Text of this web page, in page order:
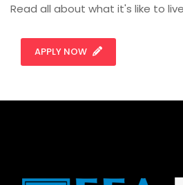
Read all about what it's like to
APPLY NOW